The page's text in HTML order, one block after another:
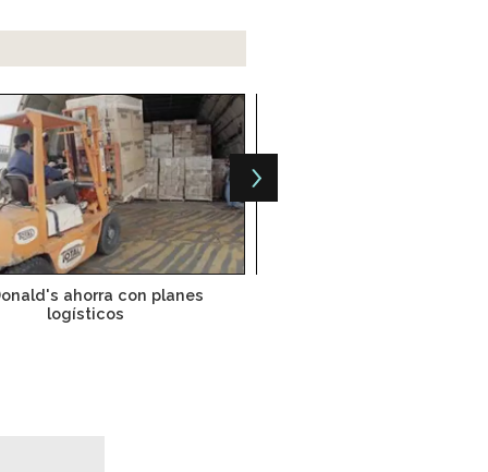
ahorra con planes
logísticos